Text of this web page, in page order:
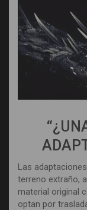
Las
terreno extraño,
material original
optan por